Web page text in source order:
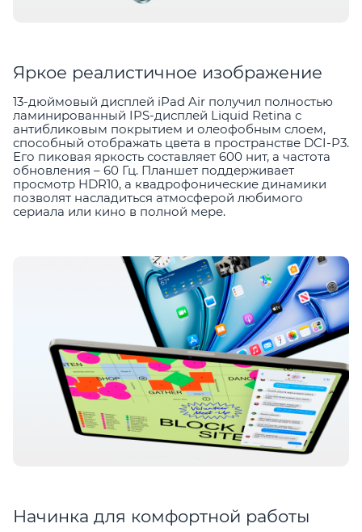
Яркое реалистичное изображение
13-дюймовый дисплей iPad Air получил полностью
ламинированный IPS-дисплей Liquid Retina с
антибликовым покрытием и олеофобным слоем,
способный отображать цвета в пространстве DCI-P3.
Его пиковая яркость составляет 600 нит, а частота
обновления – 60 Гц. Планшет поддерживает
просмотр HDR10, а квадрофонические динамики
позволят насладиться атмосферой любимого
сериала или кино в полной мере.
Начинка для комфортной работы